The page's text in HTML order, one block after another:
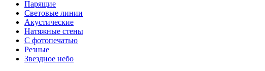
Парящие
Световые линии
Акустические
Натяжные стены
С фотопечатью
Резные
Звездное небо